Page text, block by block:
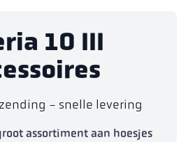
10 III
- snelle levering
assortiment aan hoesjes